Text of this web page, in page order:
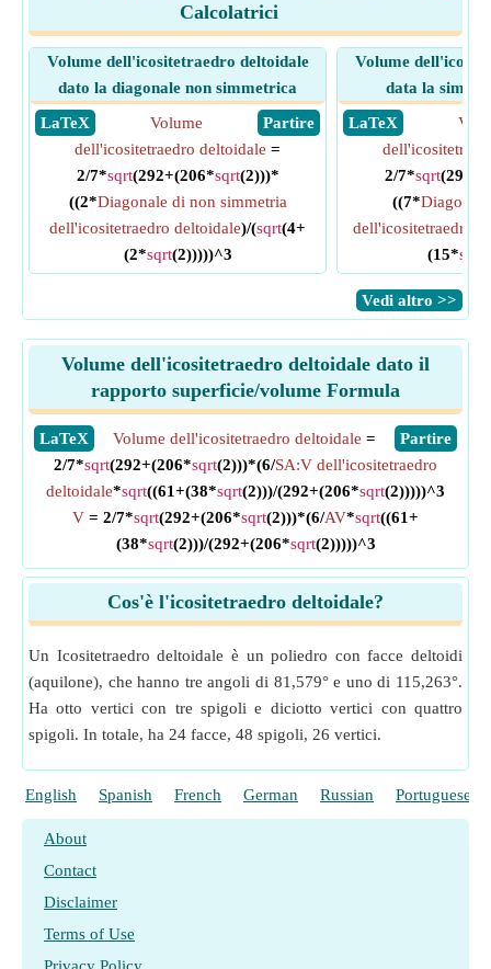
Calcolatrici
Volume dell'icositetraedro deltoidale
dato la diagonale non simmetrica
​ LaTeX
​ Partire
Volume
dell'icositetraedro deltoidale =
2/7*sqrt(292+(206*sqrt(2)))*
((2*Diagonale di non simmetria
dell'icositetraedro deltoidale)/(sqrt(4+
(2*sqrt(2)))))^3
Volume
data la
​ LaTeX
2/7*sqrt
((7*
dell'icositetraedro
(15*sqrt
​Vedi altro >>
Volume dell'icositetraedro deltoidale dato il
rapporto superficie/volume Formula
​LaTeX ​Partire
Volume dell'icositetraedro deltoidale =
2/7*sqrt(292+(206*sqrt(2)))*(6/SA:V dell'icositetraedro
deltoidale*sqrt((61+(38*sqrt(2)))/(292+(206*sqrt(2)))))^3
V = 2/7*sqrt(292+(206*sqrt(2)))*(6/AV*sqrt((61+
(38*sqrt(2)))/(292+(206*sqrt(2)))))^3
Cos'è l'icositetraedro deltoidale?
Un Icositetraedro deltoidale è un poliedro con facce deltoidi
(aquilone), che hanno tre angoli di 81,579° e uno di 115,263°.
Ha otto vertici con tre spigoli e diciotto vertici con quattro
spigoli. In totale, ha 24 facce, 48 spigoli, 26 vertici.
English Spanish French German Russian Portuguese
About
Contact
Disclaimer
Terms of Use